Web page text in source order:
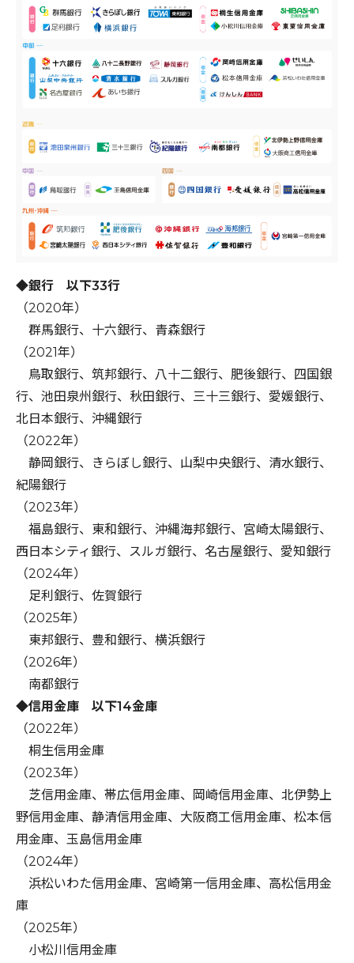
◆銀行 以下33行
（2020年）
群馬銀行、十六銀行、青森銀行
（2021年）
鳥取銀行、筑邦銀行、八十二銀行、肥後銀行、四国銀
行、池田泉州銀行、秋田銀行、三十三銀行、愛媛銀行、
北日本銀行、沖縄銀行
（2022年）
静岡銀行、きらぼし銀行、山梨中央銀行、清水銀行、
紀陽銀行
（2023年）
福島銀行、東和銀行、沖縄海邦銀行、宮崎太陽銀行、
西日本シティ銀行、スルガ銀行、名古屋銀行、愛知銀行
（2024年）
足利銀行、佐賀銀行
（2025年）
東邦銀行、豊和銀行、横浜銀行
（2026年）
南都銀行
◆信用金庫 以下14金庫
（2022年）
桐生信用金庫
（2023年）
芝信用金庫、帯広信用金庫、岡崎信用金庫、北伊勢上
野信用金庫、静清信用金庫、大阪商工信用金庫、松本信
用金庫、玉島信用金庫
（2024年）
浜松いわた信用金庫、宮崎第一信用金庫、高松信用金
庫
（2025年）
小松川信用金庫